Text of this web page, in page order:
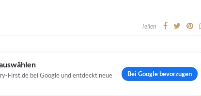
Teilen
First.de bei Google und entdeckt neue
Bei Google bevorzugen